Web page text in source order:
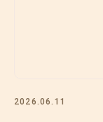
2026.06.11